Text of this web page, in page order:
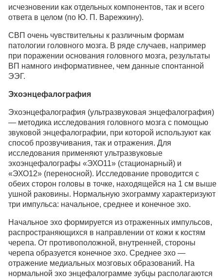
исчезновении как отдельных компонентов, так и всего
ответа в целом (по Ю. П. Варежкину).
СВП очень чувствительны к различным формам
патологии головного мозга. В ряде случаев, например
при поражении основания головного мозга, результаты
ВП намного информативнее, чем данные спонтанной
ЭЭГ.
Эхоэнцефалография
Эхоэнцефалография (ультразвуковая энцефалография)
— методика исследования головного мозга с помощью
звуковой энцефалографии, при которой используют как
способ прозвучивания, так и отражения. Для
исследования применяют ультразвуковые
эхоэнцефалографы «ЭХО11» (стационарный) и
«ЭХО12» (переносной). Исследование проводится с
обеих сторон головы в точке, находящейся на 1 см выше
ушной раковины. Нормальную эхограмму характеризуют
три импульса: начальное, среднее и конечное эхо.
Начальное эхо формируется из отраженных импульсов,
распространяющихся в направлении от кожи к костям
черепа. От противоположной, внутренней, стороны
черепа образуется конечное эхо. Среднее эхо —
отражение медиальных мозговых образований. На
нормальной эхо энцефалограмме зубцы располагаются